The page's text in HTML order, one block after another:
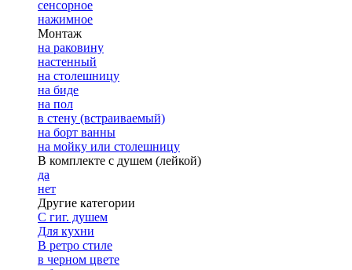
сенсорное
нажимное
Монтаж
на раковину
настенный
на столешницу
на биде
на пол
в стену (встраиваемый)
на борт ванны
на мойку или столешницу
В комплекте с душем (лейкой)
да
нет
Другие категории
С гиг. душем
Для кухни
В ретро стиле
в черном цвете